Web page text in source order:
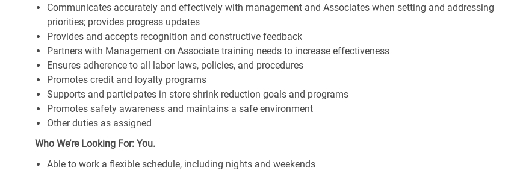
Communicates accurately and effectively with management and Associates when setting and addressing
priorities; provides progress updates
Provides and accepts recognition and constructive feedback
Partners with Management on Associate training needs to increase effectiveness
Ensures adherence to all labor laws, policies, and procedures
Promotes credit and loyalty programs
Supports and participates in store shrink reduction goals and programs
Promotes safety awareness and maintains a safe environment
Other duties as assigned
Who We’re Looking For: You.
Able to work a flexible schedule, including nights and weekends